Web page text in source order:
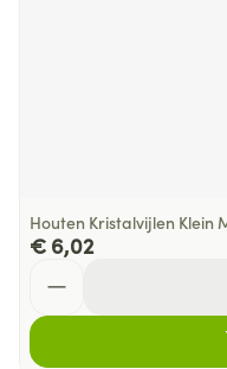
Houten Kristalvijlen Klein
€ 6,02